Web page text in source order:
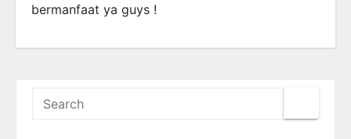
bermanfaat ya guys !